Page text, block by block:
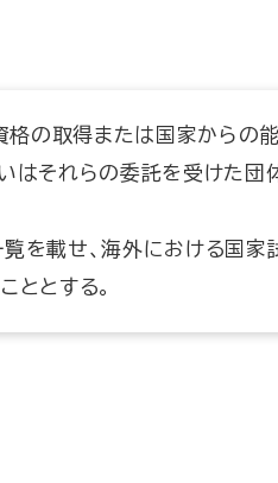
格の取得または国家からの
はそれらの委託を受けた団
を載せ、海外における国家
ととする。